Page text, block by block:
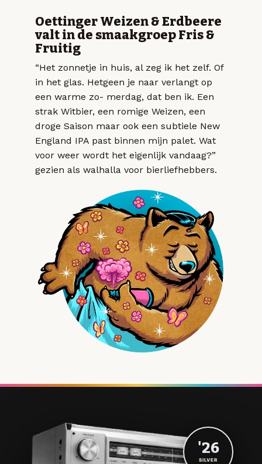
Oettinger Weizen & Erdbeere
valt in de smaakgroep Fris &
Fruitig
“Het zonnetje in huis, al zeg ik het zelf. Of
in het glas. Hetgeen je naar verlangt op
een warme zo- merdag, dat ben ik. Een
strak Witbier, een romige Weizen, een
droge Saison maar ook een subtiele New
England IPA past binnen mijn palet. Wat
voor weer wordt het eigenlijk vandaag?”
gezien als walhalla voor bierliefhebbers.
'26
SILVER